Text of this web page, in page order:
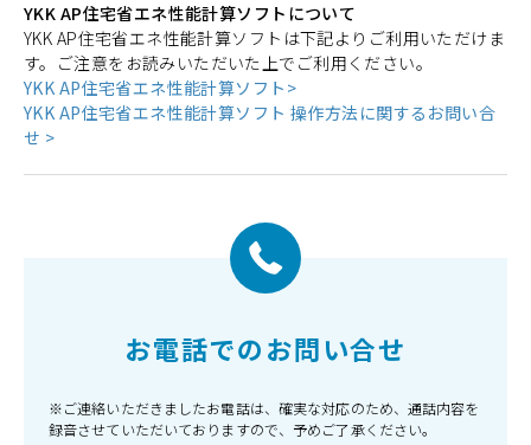
YKK AP住宅省エネ性能計算ソフトについて
YKK AP住宅省エネ性能計算ソフトは下記よりご利用いただけま
す。ご注意をお読みいただいた上でご利用ください。
YKK AP住宅省エネ性能計算ソフト>
YKK AP住宅省エネ性能計算ソフト 操作方法に関するお問い合
せ >
お電話でのお問い合せ
※ご連絡いただきましたお電話は、確実な対応のため、通話内容を
録音させていただいておりますので、予めご了承ください。